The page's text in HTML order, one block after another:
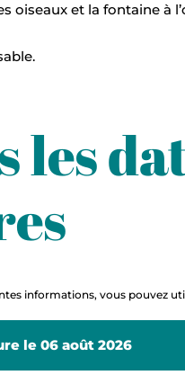
oiseaux et la fontaine à
les
informations, vous pouvez
le 06 août 2026
le 13 août 2026
le 20 août 2026
le 27 août 2026